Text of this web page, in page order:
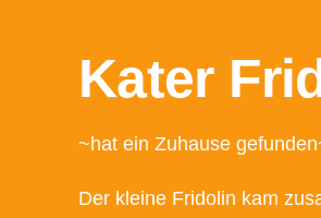
Kater
~hat ein Zuhause
Der kleine Fridolin kam